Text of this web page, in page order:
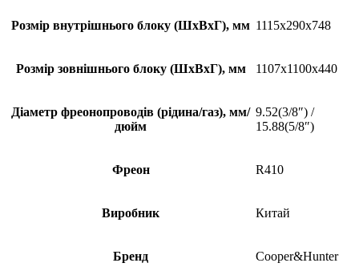
Розмір внутрішнього блоку (ШхВхГ), мм 1115x290x748
Розмір зовнішнього блоку (ШхВхГ), мм 1107x1100x440
Діаметр фреонопроводів (рідина/газ), мм/
дюйм
9.52(3/8″) /
15.88(5/8″)
Фреон R410
Виробник Китай
Бренд Cooper&Hunter